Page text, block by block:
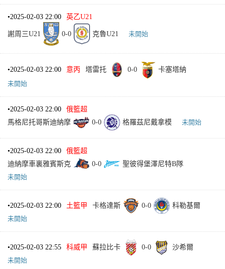
•2025-02-03 22:00 英乙U21
謝周三U21 0-0 克魯U21 未開始
•2025-02-03 22:00 意丙 塔雷托 0-0
卡塞塔納
未開始
•2025-02-03 22:00
俄籃超
馬格尼托哥斯迪納摩
0-0 格羅茲尼戴拿模 未開始
•2025-02-03 22:00
俄籃超
迪納摩車裏雅賓斯克
0-0
聖彼得堡澤尼特B隊
未開始
•2025-02-03 22:00 土籃甲 卡格達斯 0-0
科勒基爾
未開始
•2025-02-03 22:55 科威甲 蘇拉比卡 0-0
沙希爾
未開始